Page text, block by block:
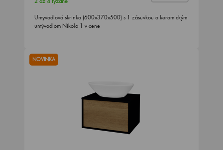
Umyvadlová skrinka (600x370x500) s 1 zásuvkou a keramickým
umývadlom Nikolo 1 v cene
NOVINKA